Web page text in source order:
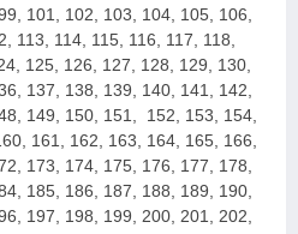
101, 102, 103, 104, 105, 106,
113, 114, 115, 116, 117, 118,
125, 126, 127, 128, 129, 130,
137, 138, 139, 140, 141, 142,
149, 150, 151, 152, 153, 154,
161, 162, 163, 164, 165, 166,
173, 174, 175, 176, 177, 178,
185, 186, 187, 188, 189, 190,
197, 198, 199, 200, 201, 202,